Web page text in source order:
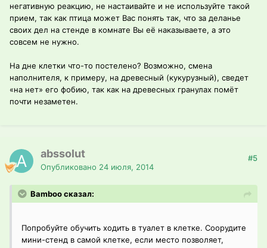
негативную реакцию, не настаивайте и не используйте такой
прием, так как птица может Вас понять так, что за деланье
своих дел на стенде в комнате Вы её наказываете, а это
совсем не нужно.
На дне клетки что-то постелено? Возможно, смена
наполнителя, к примеру, на древесный (кукурузный), сведет
«на нет» его фобию, так как на древесных гранулах помёт
почти незаметен.
abssolut
Опубликовано 24 июля, 2014
#5
Bamboo сказал:
Попробуйте обучить ходить в туалет в клетке. Соорудите
мини-стенд в самой клетке, если место позволяет,